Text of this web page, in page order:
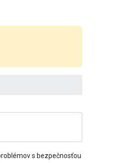
s bezpečnosťou